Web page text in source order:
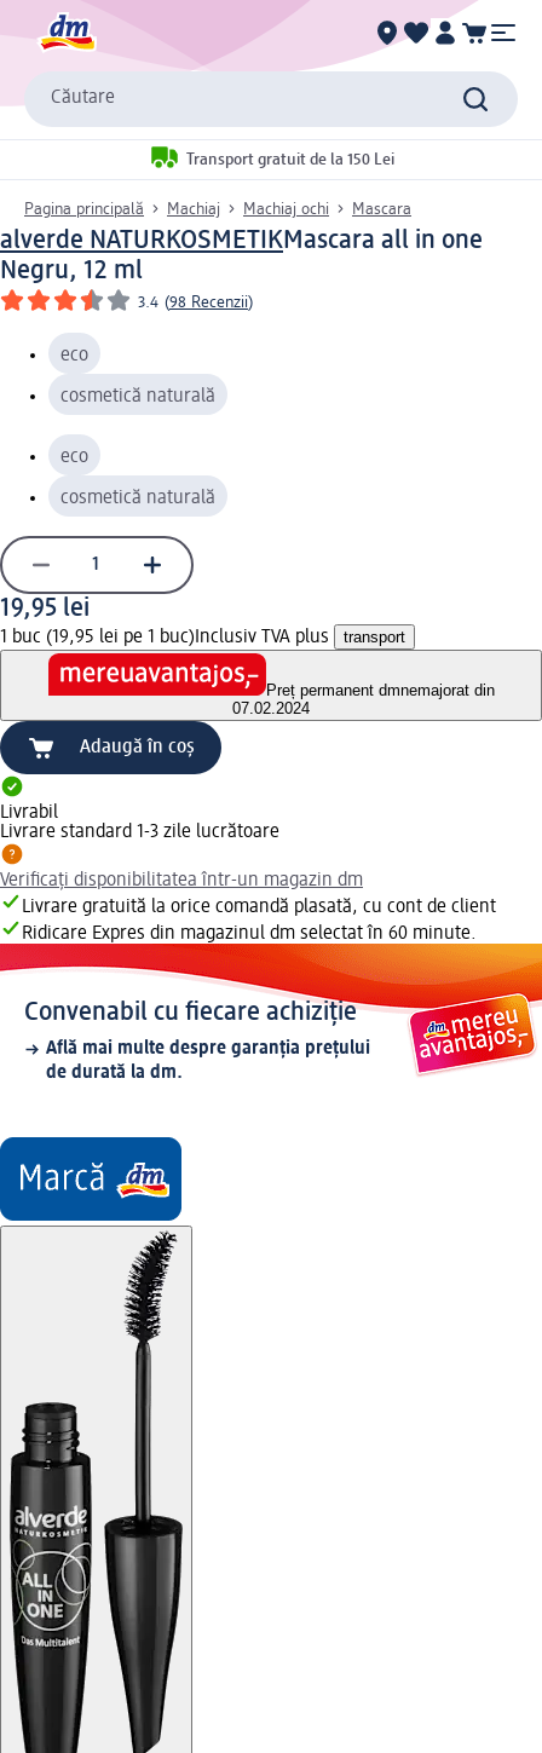
Căutare
Transport gratuit de la 150 Lei
Pagina principală Machiaj Machiaj ochi Mascara
alverde NATURKOSMETIKMascara all in one
Negru, 12 ml
3.4 (98 Recenzii)
eco
cosmetică naturală
eco
cosmetică naturală
19,95 lei
1 buc (19,95 lei pe 1 buc) Inclusiv TVA plus transport
Preț permanent dmnemajorat din
07.02.2024
Adaugă în coș
Livrabil
Livrare standard 1-3 zile lucrătoare
Verificați disponibilitatea într-un magazin dm
Livrare gratuită la orice comandă plasată, cu cont de client
Ridicare Expres din magazinul dm selectat în 60 minute.
Convenabil cu fiecare achiziție
Află mai multe despre garanția prețului
de durată la dm.